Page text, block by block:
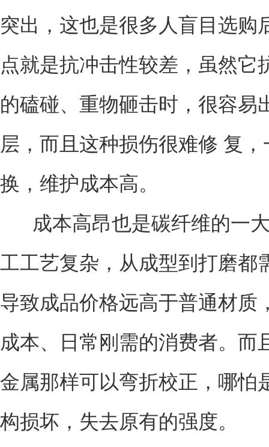
突出，这也是很多人盲目选购
点就是抗冲击性较差，虽然
的磕碰、重物砸击时，很容易
层，而且这种损伤很难修 复
换，维护成本高。
成本高昂也是碳纤维的一
工工艺复杂，从成型到打磨都
导致成品价格远高于普通材质
成本、日常刚需的消费者。而
金属那样可以弯折校正，哪怕
构损坏，失去原有的强度。